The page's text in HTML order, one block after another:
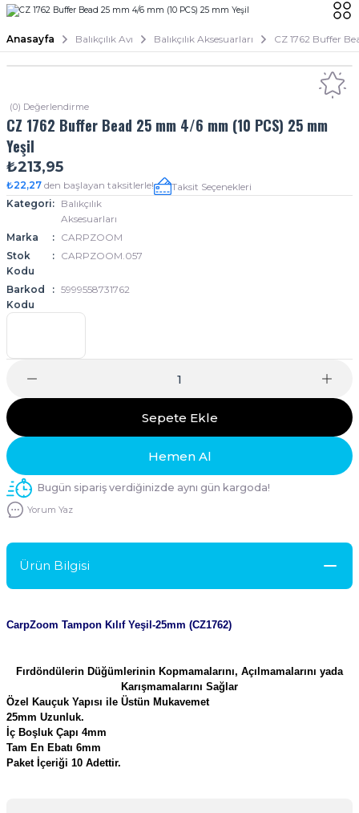
Anasayfa Balıkçılık Avı Balıkçılık Aksesuarları CZ 1762 Buffer
(0) Değerlendirme
CZ 1762 Buffer Bead 25 mm 4/6 mm (10 PCS) 25 mm
Yeşil
₺213,95
₺22,27 den başlayan taksitlerle!
Taksit Seçenekleri
Kategori
Balıkçılık
Aksesuarları
Marka
CARPZOOM
Stok
Kodu
CARPZOOM.057
Barkod
Kodu
5999558731762
Sepete Ekle
Hemen Al
Bugün sipariş verdiğinizde aynı gün kargoda!
Yorum Yaz
Ürün Bilgisi
CarpZoom Tampon Kılıf Yeşil-25mm (CZ1762)
Fırdöndülerin Düğümlerinin Kopmamalarını, Açılmamalarını yada
Karışmamalarını Sağlar
Özel Kauçuk Yapısı ile Üstün Mukavemet
25mm Uzunluk.
İç Boşluk Çapı 4mm
Tam En Ebatı 6mm
Paket İçeriği 10 Adettir.